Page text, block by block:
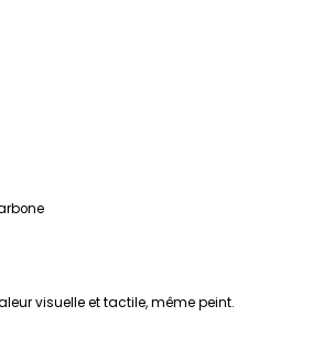
visuelle et tactile, même peint.